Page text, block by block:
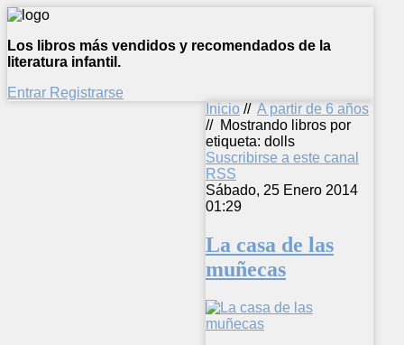
Los libros más vendidos y recomendados de la
literatura infantil.
Entrar Registrarse
Inicio // A partir de 6 años
// Mostrando libros por
etiqueta: dolls
Suscribirse a este canal
RSS
Sábado, 25 Enero 2014
01:29
La casa de las
muñecas